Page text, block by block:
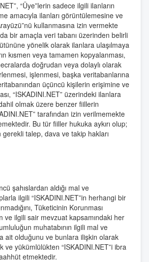
“Üye”lerin sadece ilgili ilanların
amacıyla ilanları görüntülemesine ve
kullanmasına izin vermekte
bir amaçla veri tabanı üzerinden belirli
yönelik olarak ilanlara ulaşılmaya
kısmen veya tamamen kopyalanması,
doğrudan veya dolaylı olarak
işlenmesi, başka veritabanlarına
üçüncü kişilerin erişimine ve
“ISKADINI.NET” üzerindeki ilanlara
olmak üzere benzer fiillerin
tarafından izin verilmemekte
Bu tür fiiller hukuka aykırı olup;
gerekli talep, dava ve takip hakları
şahıslardan aldığı mal ve
ilgili “ISKADINI.NET”in herhangi bir
Tüketicinin Korunması
ve ilgili sair mevzuat kapsamındaki her
muhatabının ilgili mal ve
ait olduğunu ve bunlara ilişkin olarak
ve yükümlülükten “ISKADINI.NET”i ibra
etmektedir.